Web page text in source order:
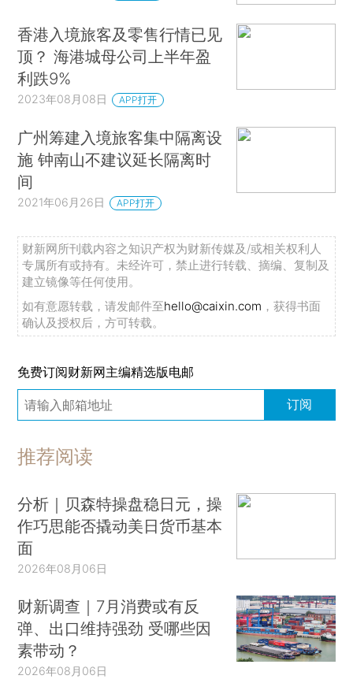
香港入境旅客及零售行情已见
顶？ 海港城母公司上半年盈
利跌9%
2023年08月08日 APP打开
广州筹建入境旅客集中隔离设
施 钟南山不建议延长隔离时
间
2021年06月26日 APP打开
财新网所刊载内容之知识产权为财新传媒及/或相关权利人
专属所有或持有。未经许可，禁止进行转载、摘编、复制及
建立镜像等任何使用。
如有意愿转载，请发邮件至hello@caixin.com ，获得书面
确认及授权后，方可转载。
免费订阅财新网主编精选版电邮
订阅
推荐阅读
分析｜贝森特操盘稳日元，操
作巧思能否撬动美日货币基本
面
2026年08月06日
财新调查｜7月消费或有反
弹、出口维持强劲 受哪些因
素带动？
2026年08月06日